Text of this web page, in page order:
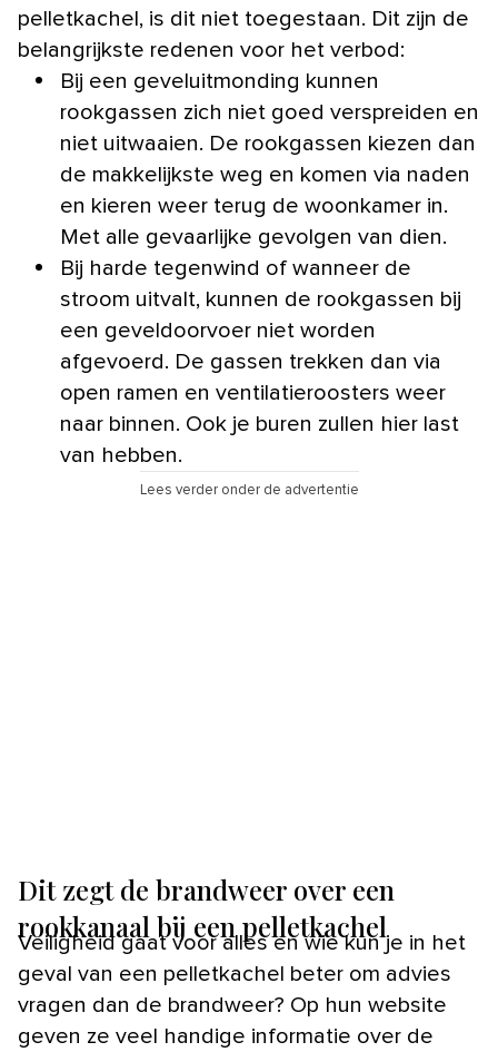
pelletkachel, is dit niet toegestaan. Dit zijn de
belangrijkste redenen voor het verbod:
Bij een geveluitmonding kunnen
rookgassen zich niet goed verspreiden en
niet uitwaaien. De rookgassen kiezen dan
de makkelijkste weg en komen via naden
en kieren weer terug de woonkamer in.
Met alle gevaarlijke gevolgen van dien.
Bij harde tegenwind of wanneer de
stroom uitvalt, kunnen de rookgassen bij
een geveldoorvoer niet worden
afgevoerd. De gassen trekken dan via
open ramen en ventilatieroosters weer
naar binnen. Ook je buren zullen hier last
van hebben.
Lees verder onder de advertentie
Dit zegt de brandweer over een
rookkanaal bij een pelletkachel
Veiligheid gaat voor alles en wie kun je in het
geval van een pelletkachel beter om advies
vragen dan de brandweer? Op hun website
geven ze veel handige informatie over de